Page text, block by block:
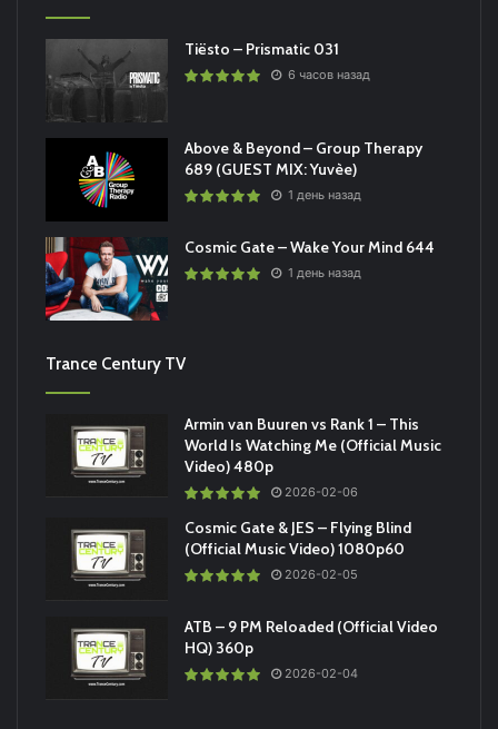
Tiësto – Prismatic 031
6 часов назад
Above & Beyond – Group Therapy
689 (GUEST MIX: Yuvèe)
1 день назад
Cosmic Gate – Wake Your Mind 644
1 день назад
Trance Century TV
Armin van Buuren vs Rank 1 – This
World Is Watching Me (Official Music
Video) 480p
2026-02-06
Cosmic Gate & JES – Flying Blind
(Official Music Video) 1080p60
2026-02-05
ATB – 9 PM Reloaded (Official Video
HQ) 360p
2026-02-04